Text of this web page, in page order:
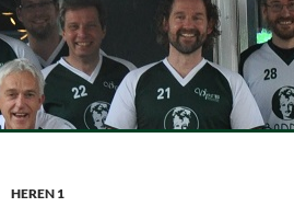
Ga
naar
de
inhoud
Volleybalvereniging Vips Bardot
Zoeken
HEREN 1